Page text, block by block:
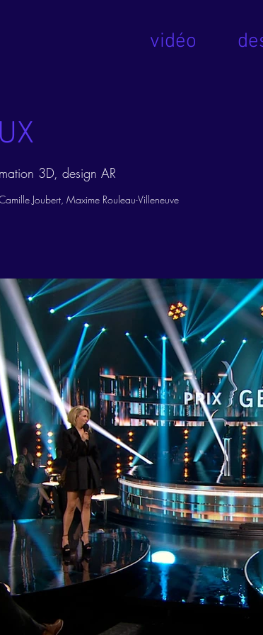
vidéo
3D, design AR
Joubert, Maxime Rouleau-Villeneuve